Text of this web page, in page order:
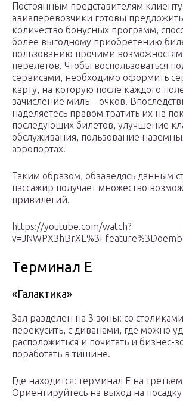
Постоянным представителям
авиаперевозчики готовы
количество бонусных программ,
более выгодному приобретению
пользованию прочими
перелетов. Чтобы воспользоваться
сервисами, необходимо оформить
карту, на которую после каждого
зачисление миль – очков.
наделяетесь правом тратить их на
последующих билетов, улучшение
обслуживания, пользование
аэропортах.
Таким образом, обзаведясь данным
пассажир получает множество
привилегий.
https://youtube.com/watch?
Терминал Е
«Галактика»
Зал разделен на 3 зоны: со
перекусить, с диванами, где можно
расположиться и почитать и бизнес-
поработать в тишине.
Где находится: терминал Е на
Ориентируйтесь на выход на